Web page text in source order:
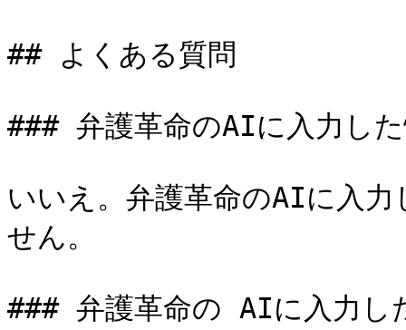
## よくある質問
### 弁護革命のAIに入力し
いいえ。弁護革命のAIに入
せん。
### 弁護革命の AIに入力し